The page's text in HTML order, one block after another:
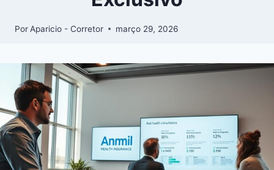
Por Aparicio - Corretor março 29, 2026